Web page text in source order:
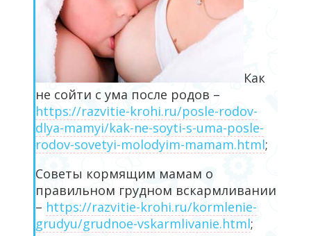
Как
не сойти с ума после родов –
https://razvitie-krohi.ru/posle-rodov-
dlya-mamyi/kak-ne-soyti-s-uma-posle-
rodov-sovetyi-molodyim-mamam.html;
Советы кормящим мамам о
правильном грудном вскармливании
– https://razvitie-krohi.ru/kormlenie-
grudyu/grudnoe-vskarmlivanie.html;